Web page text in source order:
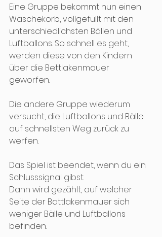
Eine Gruppe bekommt nun einen
Wäschekorb, vollgefüllt mit den
unterschiedlichsten Bällen und
Luftballons. So schnell es geht,
werden diese von den Kindern
über die Bettlakenmauer
geworfen.
Die andere Gruppe wiederum
versucht, die Luftballons und Bälle
auf schnellsten Weg zurück zu
werfen.
Das Spiel ist beendet, wenn du ein
Schlusssignal gibst.
Dann wird gezählt, auf welcher
Seite der Battlakenmauer sich
weniger Bälle und Luftballons
befinden.